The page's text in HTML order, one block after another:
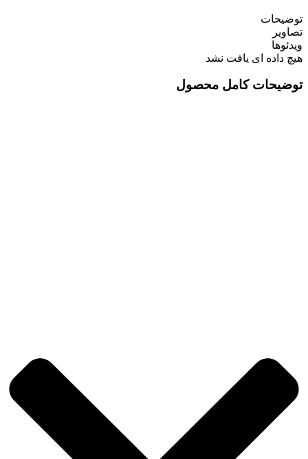
توضیحات
تصاویر
ویدئوها
هیچ داده ای یافت نشد
توضیحات کامل محصول